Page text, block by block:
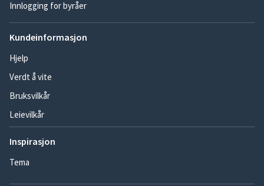
Innlogging for byråer
Kundeinformasjon
Hjelp
Verdt å vite
Bruksvilkår
Leievilkår
Inspirasjon
Tema